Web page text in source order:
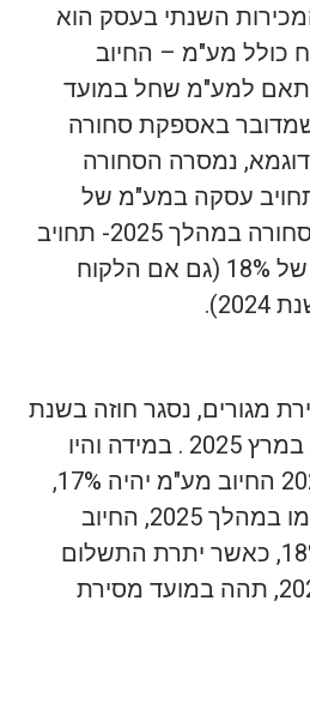
השנתי בעסק הוא
ש"ח כולל מע"מ – החיוב
למע"מ שחל במועד
באספקת סחורה
נמסרה הסחורה
2024- תחויב עסקה במע"מ של
17%. נמסרה הסחורה במהלך 2025- תחויב
העסקה במע"מ של 18% (גם אם הלקוח
מגורים, נסגר חוזה בשנת
2024, הדירה נמסרת במרץ 2025 . במידה והיו
תשלומים במהלך 2024 החיוב מע"מ יהיה 17%,
ובגין תשלומים ששולמו במהלך 2025, החיוב
במע"מ בגינם יהיה 18%, כאשר יתרת התשלום
שלא חייבה בשנת 2024, תהה במועד מסירת